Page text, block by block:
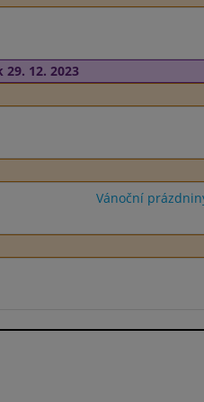
29. 12. 2023
Vánoční